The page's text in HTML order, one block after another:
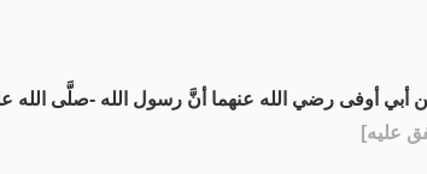
أبي أوفى رضي الله عنهما أنَّ رسول الله -صلَّى
عليه]